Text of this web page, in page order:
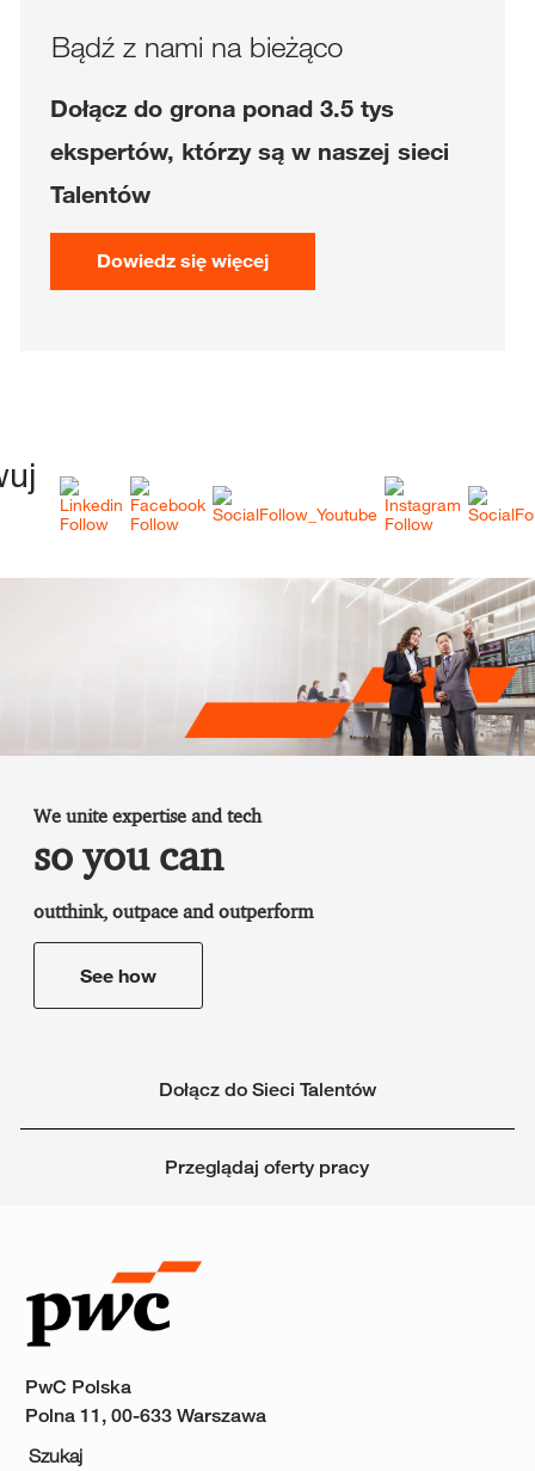
Bądź z nami na bieżąco
Dołącz do grona ponad 3.5 tys
ekspertów, którzy są w naszej sieci
Talentów
Dowiedz się więcej
We unite expertise and tech
so you can
outthink, outpace and outperform
See how
Dołącz do Sieci Talentów
Przeglądaj oferty pracy
PwC Polska
Polna 11, 00-633 Warszawa
Szukaj